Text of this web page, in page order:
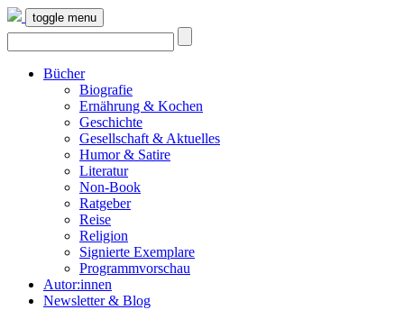
toggle menu
Bücher
Biografie
Ernährung & Kochen
Geschichte
Gesellschaft & Aktuelles
Humor & Satire
Literatur
Non-Book
Ratgeber
Reise
Religion
Signierte Exemplare
Programmvorschau
Autor:innen
Newsletter & Blog